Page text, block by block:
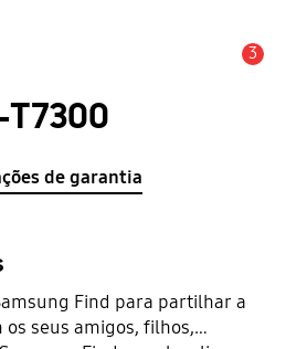
3
T7300
de garantia
Find para partilhar a
os seus amigos, filhos,